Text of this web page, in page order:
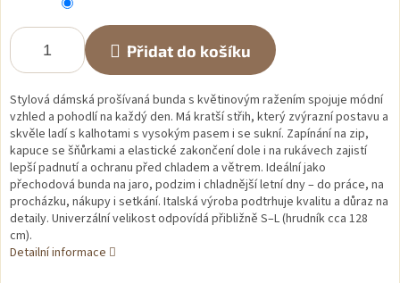
Přidat do košíku
Stylová dámská prošívaná bunda s květinovým ražením spojuje módní
vzhled a pohodlí na každý den. Má kratší střih, který zvýrazní postavu a
skvěle ladí s kalhotami s vysokým pasem i se sukní. Zapínání na zip,
kapuce se šňůrkami a elastické zakončení dole i na rukávech zajistí
lepší padnutí a ochranu před chladem a větrem. Ideální jako
přechodová bunda na jaro, podzim i chladnější letní dny – do práce, na
procházku, nákupy i setkání. Italská výroba podtrhuje kvalitu a důraz na
detaily. Univerzální velikost odpovídá přibližně S–L (hrudník cca 128
cm).
Detailní informace